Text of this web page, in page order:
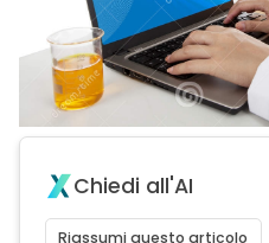
Chiedi all'AI
Riassumi questo articolo